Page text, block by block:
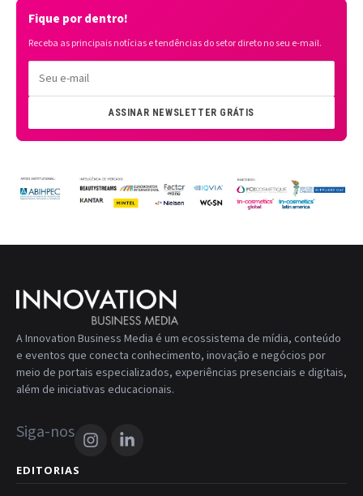
Fique por dentro!
Receba as principais notícias e tendências do setor direto no seu e-mail.
ASSINAR NEWSLETTER GRÁTIS
A Innovation Business Media é um ecossistema de mídia, conteúdo
e eventos que conecta conhecimento, inovação e negócios por
meio de portais especializados, experiências presenciais e digitais,
além de iniciativas educacionais.
Siga-nos
EDITORIAS